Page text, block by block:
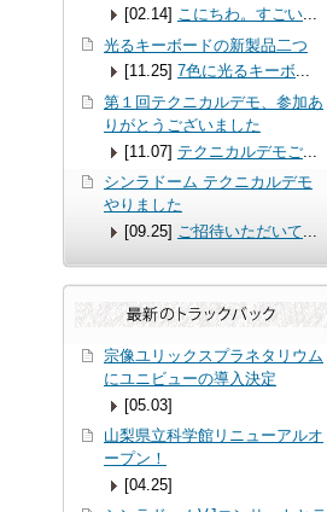
[02.14] こにちわ。すごい...
光るキーボードの新製品二つ
[11.25] 7色に光るキーボ...
第１回テクニカルデモ、参加あ
りがとうございました
[11.07] テクニカルデモご
シンラドーム テクニカルデモ
やりました
[09.25] ご招待いただいて
宗像ユリックスプラネタリウム
にユニビューの導入決定
[05.03]
山梨県立科学館リニューアルオ
ープン！
[04.25]